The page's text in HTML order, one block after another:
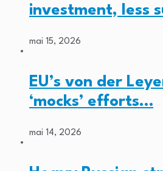
investment, less
mai 15, 2026
EU’s von der
‘mocks’ efforts…
mai 14, 2026